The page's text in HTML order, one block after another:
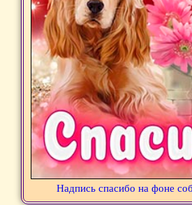
Надпись спасибо на фоне